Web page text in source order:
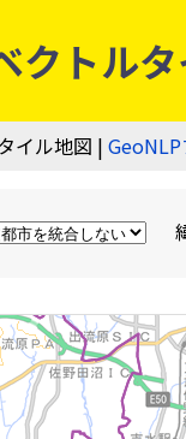
トル
イル地図 |